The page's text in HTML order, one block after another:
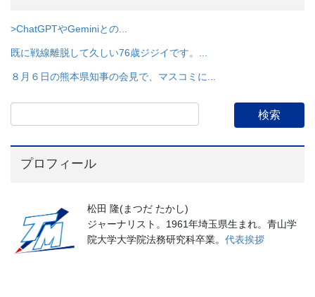
>ChatGPTやGeminiとの...
既に戦線離脱して久しい76歳ジジイです。...
８月６日の熊本県知事の会見で、マスコミに...
プロフィール
松田 隆(まつだ たかし)
ジャーナリスト。1961年埼玉県生まれ。青山学
院大学大学院法務研究科卒業。 代表挨拶